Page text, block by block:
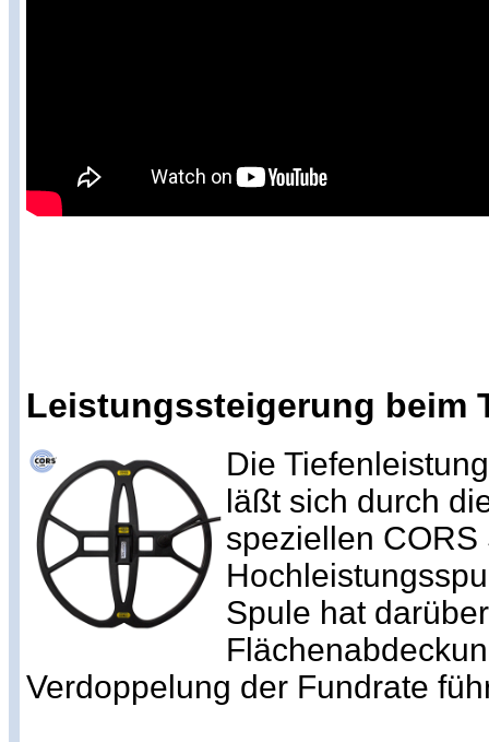
Leistungssteigerung beim
Die
läßt sich durch
speziellen CORS
Spule hat
Verdoppelung der Fundrate